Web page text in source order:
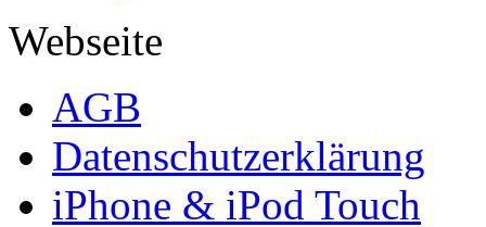
Webseite
AGB
Datenschutzerklärung
iPhone & iPod Touch